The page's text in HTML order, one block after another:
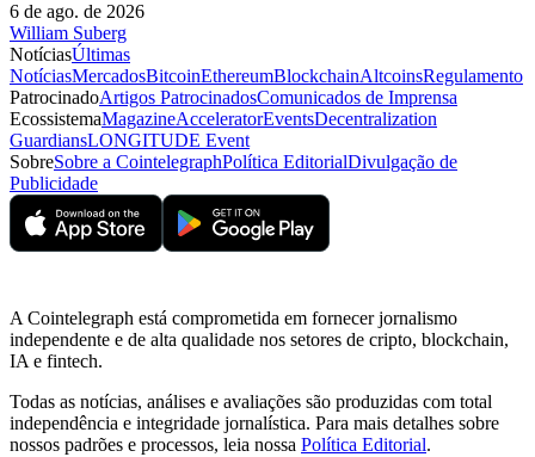
6 de ago. de 2026
William Suberg
NotíciasÚltimas
NotíciasMercadosBitcoinEthereumBlockchainAltcoinsRegulamento
PatrocinadoArtigos PatrocinadosComunicados de Imprensa
EcossistemaMagazineAcceleratorEventsDecentralization
GuardiansLONGITUDE Event
SobreSobre a CointelegraphPolítica EditorialDivulgação de
Publicidade
A Cointelegraph está comprometida em fornecer jornalismo
independente e de alta qualidade nos setores de cripto, blockchain,
IA e fintech.
Todas as notícias, análises e avaliações são produzidas com total
independência e integridade jornalística. Para mais detalhes sobre
nossos padrões e processos, leia nossa Política Editorial.